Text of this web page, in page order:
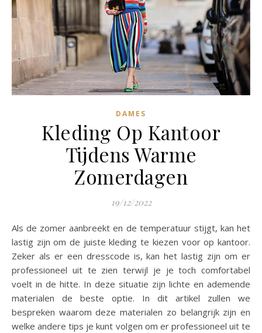
DAMES
Kleding Op Kantoor
Tijdens Warme
Zomerdagen
19/12/2022
Als de zomer aanbreekt en de temperatuur stijgt, kan het
lastig zijn om de juiste kleding te kiezen voor op kantoor.
Zeker als er een dresscode is, kan het lastig zijn om er
professioneel uit te zien terwijl je je toch comfortabel
voelt in de hitte. In deze situatie zijn lichte en ademende
materialen de beste optie. In dit artikel zullen we
bespreken waarom deze materialen zo belangrijk zijn en
welke andere tips je kunt volgen om er professioneel uit te